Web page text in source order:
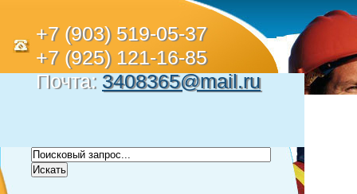
+7 (903) 519-05-37
+7 (925) 121-16-85
Почта: 3408365@mail.ru